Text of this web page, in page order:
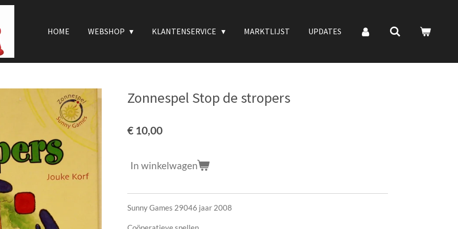
HOME WEBSHOP KLANTENSERVICE MARKTLIJST UPDATES
Zonnespel Stop de stropers
€ 10,00
In winkelwagen
Sunny Games 29046 jaar 2008